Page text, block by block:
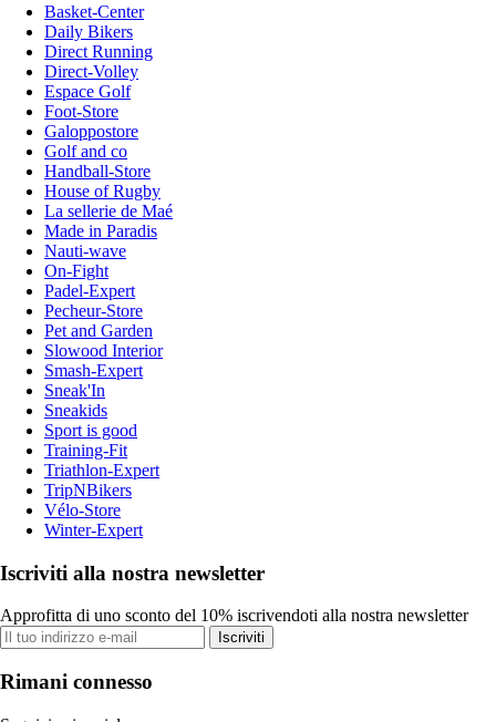
Basket-Center
Daily Bikers
Direct Running
Direct-Volley
Espace Golf
Foot-Store
Galoppostore
Golf and co
Handball-Store
House of Rugby
La sellerie de Maé
Made in Paradis
Nauti-wave
On-Fight
Padel-Expert
Pecheur-Store
Pet and Garden
Slowood Interior
Smash-Expert
Sneak'In
Sneakids
Sport is good
Training-Fit
Triathlon-Expert
TripNBikers
Vélo-Store
Winter-Expert
Iscriviti alla nostra newsletter
Approfitta di uno sconto del 10% iscrivendoti alla nostra newsletter
Iscriviti
Rimani connesso